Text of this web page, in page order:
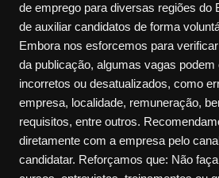
de emprego para diversas regiões do
de auxiliar candidatos de forma
Embora nos esforcemos para
da publicação, algumas vagas podem
incorretos ou desatualizados, como
empresa, localidade, remuneração,
requisitos, entre outros.
diretamente com a empresa pelo
candidatar. Reforçamos que: Não